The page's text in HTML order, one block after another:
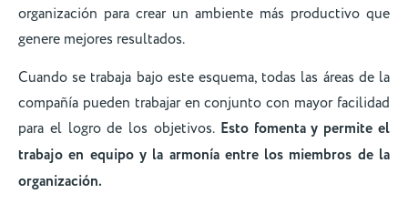
organización para crear un ambiente más productivo que
genere mejores resultados.
Cuando se trabaja bajo este esquema, todas las áreas de la
compañía pueden trabajar en conjunto con mayor facilidad
para el logro de los objetivos. Esto fomenta y permite el
trabajo en equipo y la armonía entre los miembros de la
organización.